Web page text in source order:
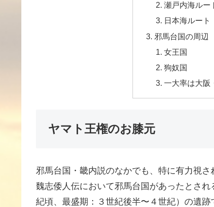
瀬戸内海ルー
日本海ルート
邪馬台国の周辺
女王国
狗奴国
一大率は大阪
ヤマト王権のお膝元
邪馬台国・畿内説のなかでも、特に有力視さ
魏志倭人伝において邪馬台国があったとさ
紀頃、最盛期：３世紀後半〜４世紀）の遺